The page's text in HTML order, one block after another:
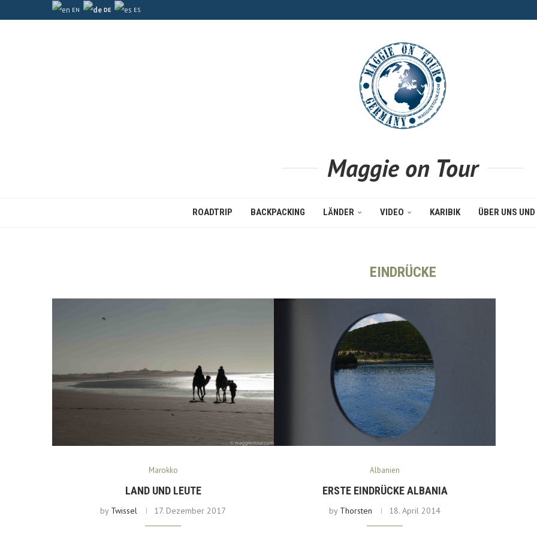
EN DE ES
Maggie on Tour
ROADTRIP BACKPACKING LÄNDER VIDEO KARIBIK ÜBER UNS
EINDRÜCKE
Marokko
LAND UND LEUTE
by Twissel 17. Dezember 2017
Albanien
ERSTE EINDRÜCKE ALBANIA
by Thorsten 18. April 2014